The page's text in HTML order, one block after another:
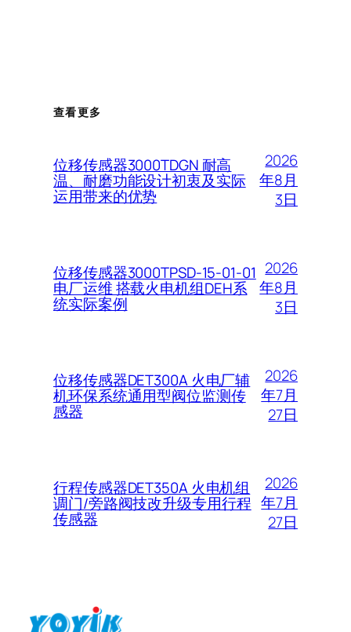
查看更多
位移传感器3000TDGN 耐高
温、耐磨功能设计初衷及实际
运用带来的优势
2026
年8月
3日
位移传感器3000TPSD-15-01-01
电厂运维 搭载火电机组DEH系
统实际案例
2026
年8月
3日
位移传感器DET300A 火电厂辅
机环保系统通用型阀位监测传
感器
2026
年7月
27日
行程传感器DET350A 火电机组
调门/旁路阀技改升级专用行程
传感器
2026
年7月
27日